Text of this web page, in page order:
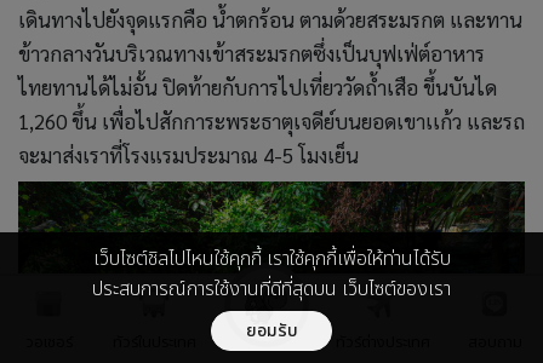
เดินทางไปยังจุดแรกคือ น้ำตกร้อน ตามด้วยสระมรกต และทาน
ข้าวกลางวันบริเวณทางเข้าสระมรกตซึ่งเป็นบุฟเฟ่ต์อาหาร
ไทยทานได้ไม่อั้น ปิดท้ายกับการไปเที่ยววัดถ้ำเสือ ขึ้นบันได
1,260 ขึ้น เพื่อไปสักการะพระธาตุเจดีย์บนยอดเขาเเก้ว และรถ
จะมาส่งเราที่โรงแรมประมาณ 4-5 โมงเย็น
เว็บไซต์ชิลไปไหนใช้คุกกี้ เราใช้คุกกี้เพื่อให้ท่านได้รับ
ประสบการณ์การใช้งานที่ดีที่สุดบน เว็บไซต์ของเรา
ยอมรับ